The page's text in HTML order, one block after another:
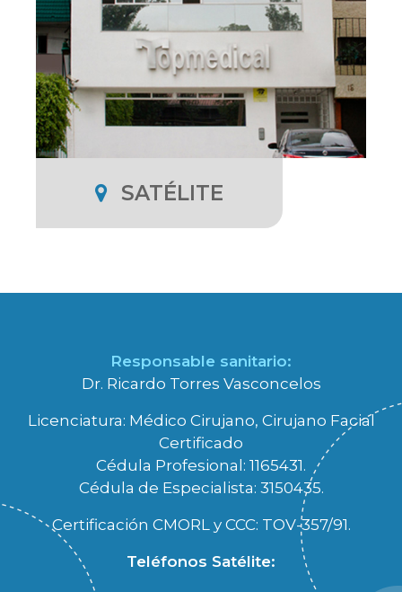
SATÉLITE
Responsable sanitario:
Dr. Ricardo Torres Vasconcelos
Licenciatura: Médico Cirujano, Cirujano Facial
Certificado
Cédula Profesional: 1165431.
Cédula de Especialista: 3150435.
Certificación CMORL y CCC: TOV-357/91.
Teléfonos Satélite: